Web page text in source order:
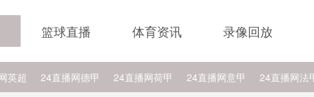
篮球直播 体育资讯 录像回放
英超 24直播网德甲 24直播网荷甲 24直播网意甲 24直播网法